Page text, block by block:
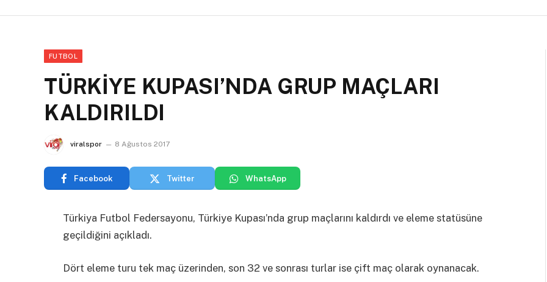
FUTBOL
TÜRKİYE KUPASI’NDA GRUP MAÇLARI
KALDIRILDI
viralspor 8 Ağustos 2017
Facebook Twitter WhatsApp
Türkiya Futbol Federsayonu, Türkiye Kupası’nda grup maçlarını kaldırdı ve eleme statüsüne
geçildiğini açıkladı.
Dört eleme turu tek maç üzerinden, son 32 ve sonrası turlar ise çift maç olarak oynanacak.